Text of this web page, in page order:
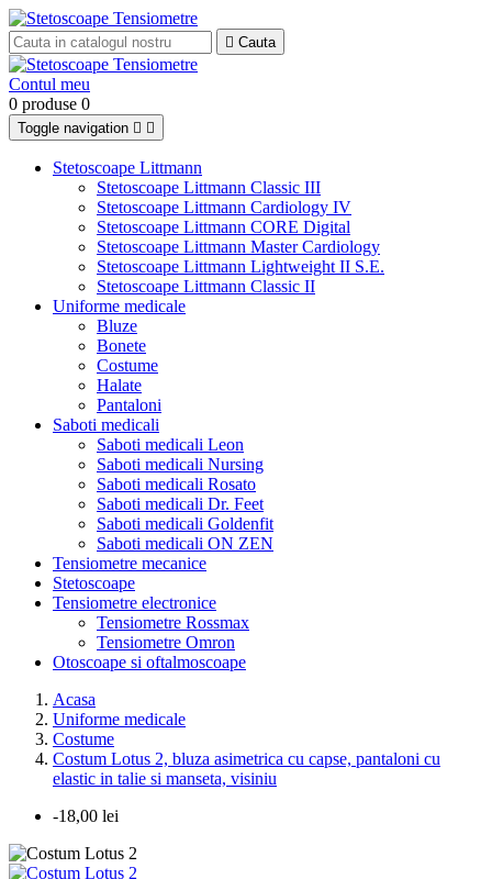
 Cauta
Contul meu
0 produse 0
Toggle navigation  
Stetoscoape Littmann
Stetoscoape Littmann Classic III
Stetoscoape Littmann Cardiology IV
Stetoscoape Littmann CORE Digital
Stetoscoape Littmann Master Cardiology
Stetoscoape Littmann Lightweight II S.E.
Stetoscoape Littmann Classic II
Uniforme medicale
Bluze
Bonete
Costume
Halate
Pantaloni
Saboti medicali
Saboti medicali Leon
Saboti medicali Nursing
Saboti medicali Rosato
Saboti medicali Dr. Feet
Saboti medicali Goldenfit
Saboti medicali ON ZEN
Tensiometre mecanice
Stetoscoape
Tensiometre electronice
Tensiometre Rossmax
Tensiometre Omron
Otoscoape si oftalmoscoape
Acasa
Uniforme medicale
Costume
Costum Lotus 2, bluza asimetrica cu capse, pantaloni cu
elastic in talie si manseta, visiniu
-18,00 lei